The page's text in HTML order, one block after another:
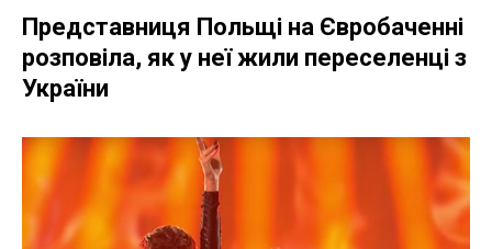
Представниця Польщі на Євробаченні
розповіла, як у неї жили переселенці з
України